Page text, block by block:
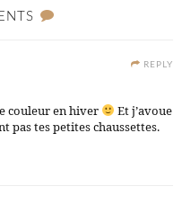
REPLY
couleur en hiver
Et j’avoue
pas tes petites chaussettes.